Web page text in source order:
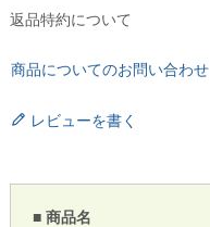
返品特約について
商品についてのお問い合わせ
レビューを書く
■ 商品名